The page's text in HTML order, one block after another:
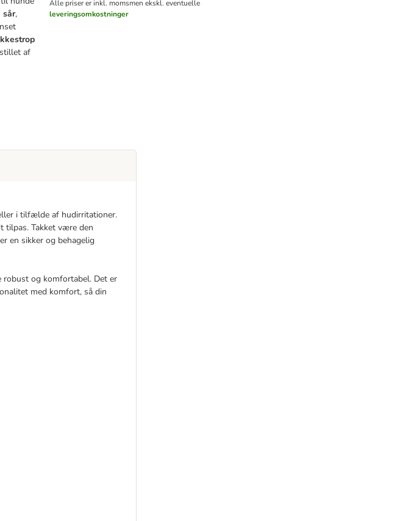
sår,
af
Alle priser er inkl. momsmen ekskl. eventuelle
leveringsomkostninger
i tilfælde af hudirritationer.
tilpas. Takket være den
en sikker og behagelig
robust og komfortabel. Det er
med komfort, så din